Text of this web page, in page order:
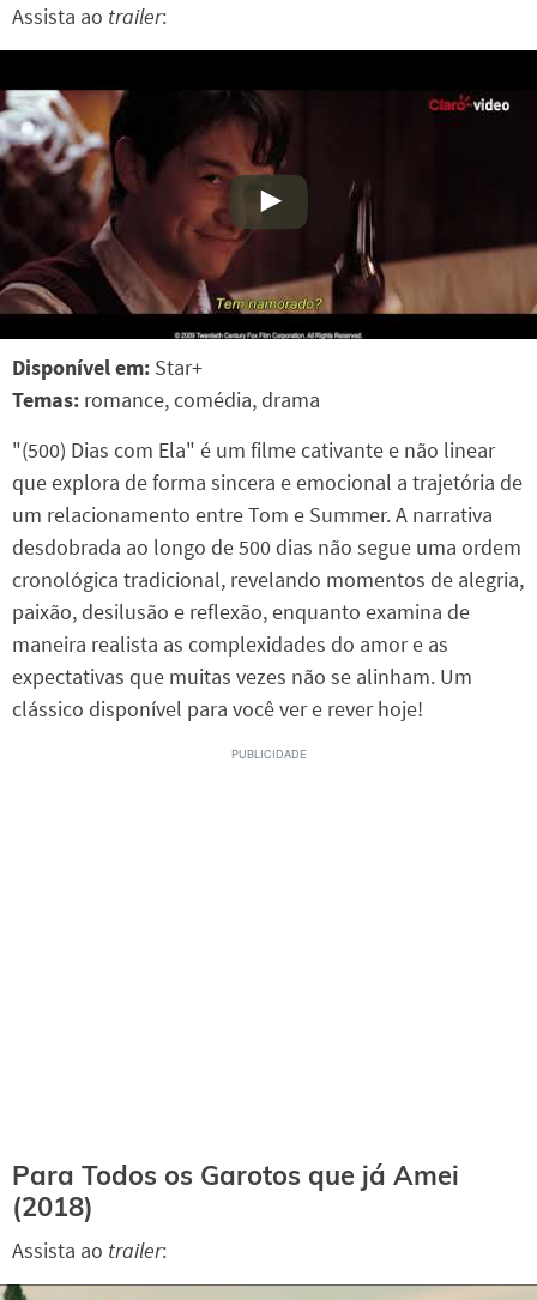
Assista ao trailer:
Disponível em: Star+
Temas: romance, comédia, drama
"(500) Dias com Ela" é um filme cativante e não linear
que explora de forma sincera e emocional a trajetória de
um relacionamento entre Tom e Summer. A narrativa
desdobrada ao longo de 500 dias não segue uma ordem
cronológica tradicional, revelando momentos de alegria,
paixão, desilusão e reflexão, enquanto examina de
maneira realista as complexidades do amor e as
expectativas que muitas vezes não se alinham. Um
clássico disponível para você ver e rever hoje!
Para Todos os Garotos que já Amei
(2018)
Assista ao trailer: